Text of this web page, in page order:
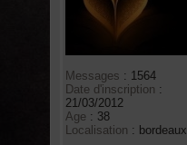
Messages : 1564
Date d'inscription :
21/03/2012
Age : 38
Localisation : bordeaux